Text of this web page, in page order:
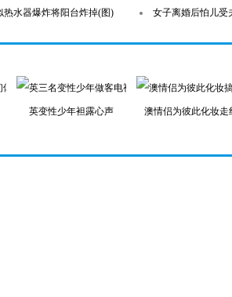
热水器爆炸将阳台炸掉(图)
女子离婚后怕儿受
英变性少年袒露心声 澳情侣为彼此化妆走